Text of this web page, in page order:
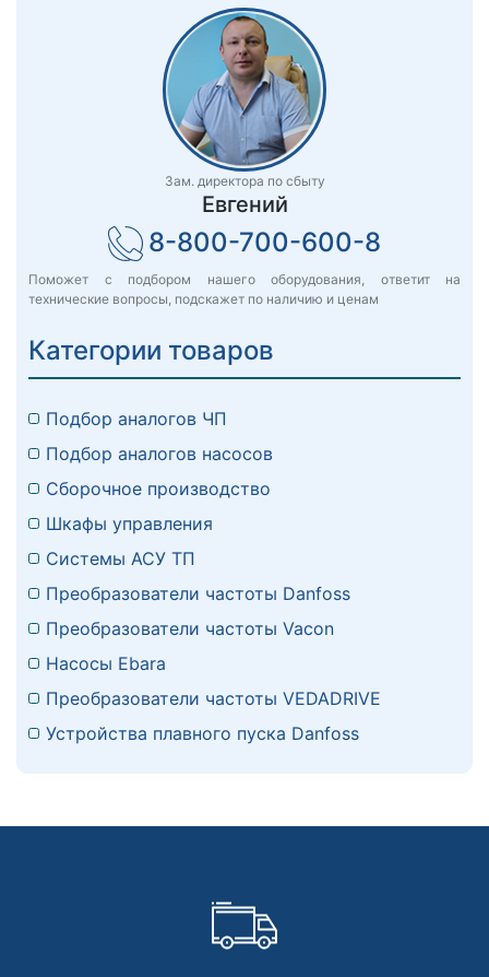
Зам. директора по сбыту
Евгений
8-800-700-600-8
Поможет с подбором нашего оборудования, ответит на
технические вопросы, подскажет по наличию и ценам
Категории товаров
Подбор аналогов ЧП
Подбор аналогов насосов
Сборочное производство
Шкафы управления
Системы АСУ ТП
Преобразователи частоты Danfoss
Преобразователи частоты Vacon
Насосы Ebara
Преобразователи частоты VEDADRIVE
Устройства плавного пуска Danfoss